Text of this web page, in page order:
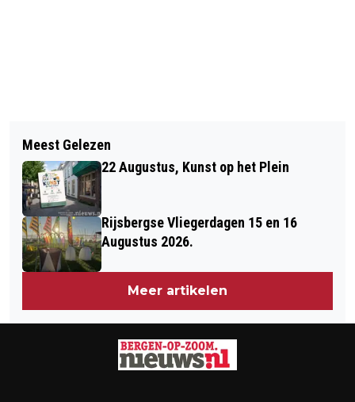
17 JUNI, INFORMATIEBIJEENKOMST
HERSENLETSEL
BERGEN OP ZOOM ZIET VOLOP
KANSEN, MAAR BLIJFT VOORZICHTIG
MET UITGAVEN
Meest Gelezen
22 Augustus, Kunst op het Plein
Rijsbergse Vliegerdagen 15 en 16
Augustus 2026.
Meer artikelen